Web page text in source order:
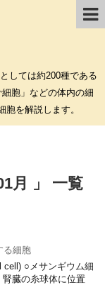
しては約200種である
胞」などの体内の細
を解説します。
月 」 一覧
る細胞
cell) ○メサンギウム細
臓の糸球体に位置